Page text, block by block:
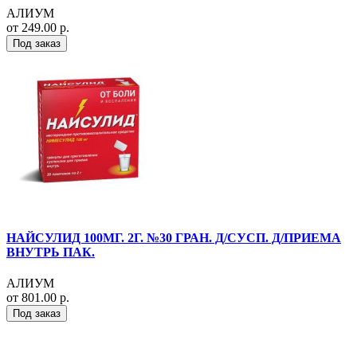
АЛИУМ
от 249.00 р.
Под заказ
НАЙСУЛИД 100МГ. 2Г. №30 ГРАН. Д/СУСП. Д/ПРИЕМА
ВНУТРЬ ПАК.
АЛИУМ
от 801.00 р.
Под заказ